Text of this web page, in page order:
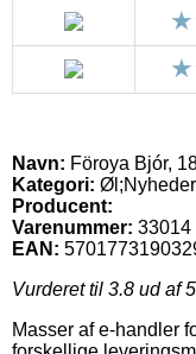
Navn: Föroya Bjór,
Kategori:
Producent:
Varenummer: 33014
EAN:
Vurderet til 3.8 ud af
Masser af e-handler